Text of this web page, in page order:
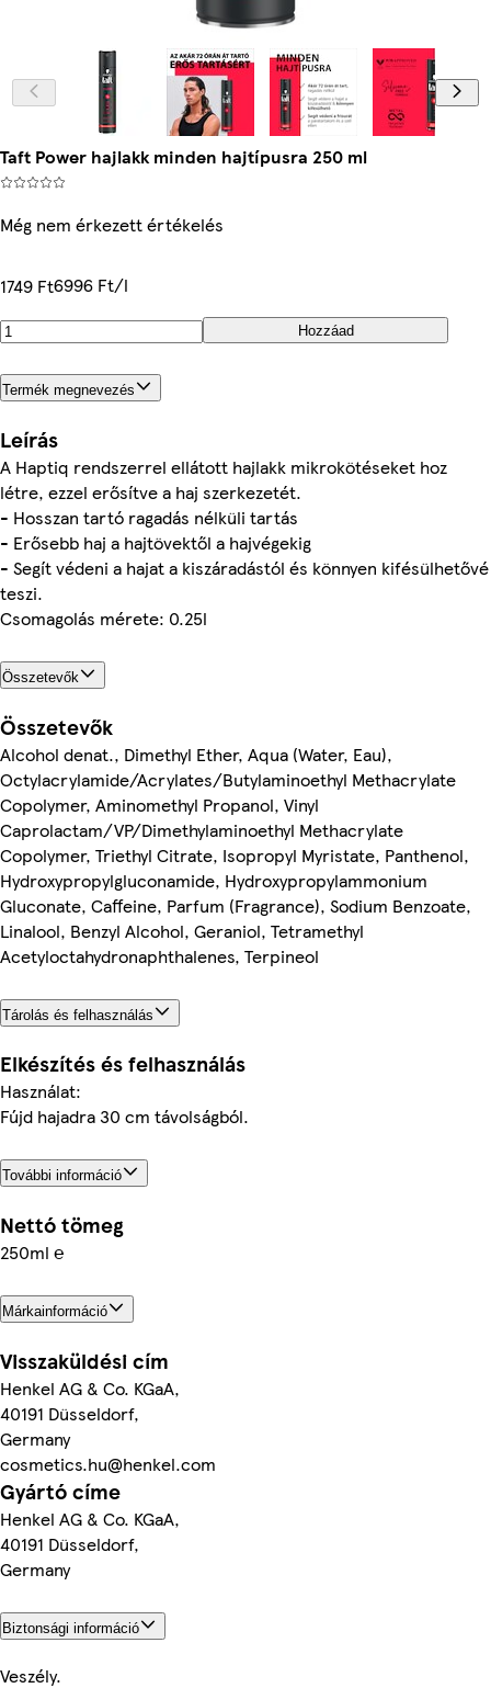
Taft Power hajlakk minden hajtípusra 250 ml
Még nem érkezett értékelés
1749 Ft6996 Ft/l
Hozzáad
Termék megnevezés
Leírás
A Haptiq rendszerrel ellátott hajlakk mikrokötéseket hoz
létre, ezzel erősítve a haj szerkezetét.
- Hosszan tartó ragadás nélküli tartás
- Erősebb haj a hajtövektől a hajvégekig
- Segít védeni a hajat a kiszáradástól és könnyen kifésülhetővé
teszi.
Csomagolás mérete: 0.25l
Összetevők
Összetevők
Alcohol denat., Dimethyl Ether, Aqua (Water, Eau),
Octylacrylamide/Acrylates/Butylaminoethyl Methacrylate
Copolymer, Aminomethyl Propanol, Vinyl
Caprolactam/VP/Dimethylaminoethyl Methacrylate
Copolymer, Triethyl Citrate, Isopropyl Myristate, Panthenol,
Hydroxypropylgluconamide, Hydroxypropylammonium
Gluconate, Caffeine, Parfum (Fragrance), Sodium Benzoate,
Linalool, Benzyl Alcohol, Geraniol, Tetramethyl
Acetyloctahydronaphthalenes, Terpineol
Tárolás és felhasználás
Elkészítés és felhasználás
Használat:
Fújd hajadra 30 cm távolságból.
További információ
Nettó tömeg
250ml ℮
Márkainformáció
Visszaküldési cím
Henkel AG & Co. KGaA,
40191 Düsseldorf,
Germany
cosmetics.hu@henkel.com
Gyártó címe
Henkel AG & Co. KGaA,
40191 Düsseldorf,
Germany
Biztonsági információ
Veszély.